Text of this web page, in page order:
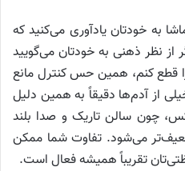
به خودتان یادآوری می‌کنید که
از نظر ذهنی به خودتان می‌گویید
قطع کنم، همین حس کنترل مانع
از آدم‌ها دقیقاً به همین دلیل
چون سالن تاریک و صدا بلند
می‌شود. تفاوت شما ممکن
تقریباً همیشه فعال است.